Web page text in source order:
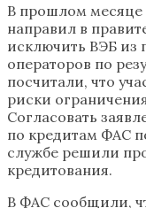
В прошлом
направил в
исключить ВЭБ из
операторов по
посчитали, что
риски
Согласовать
по кредитам ФАС
службе решили
кредитования.
В ФАС сообщили,